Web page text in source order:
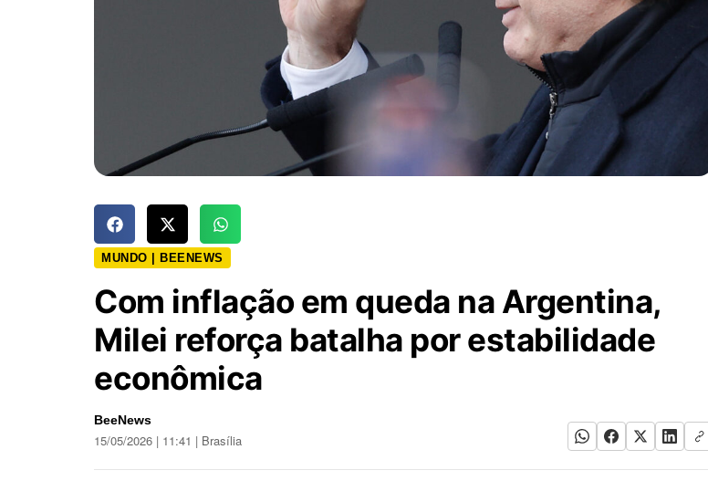
MUNDO | BEENEWS
Com inflação em queda na Argentina,
Milei reforça batalha por estabilidade
econômica
BeeNews
15/05/2026 | 11:41 | Brasília